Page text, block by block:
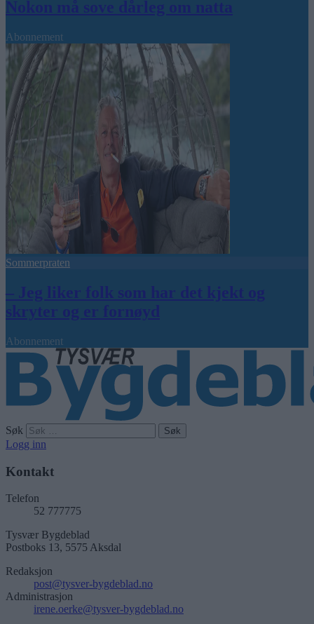
Nokon må sove dårleg om natta
Abonnement
Sommerpraten
– Jeg liker folk som har det kjekt og
skryter og er fornøyd
Abonnement
Søk
Logg inn
Kontakt
Telefon
52 777775
Tysvær Bygdeblad
Postboks 13, 5575 Aksdal
Redaksjon
post@tysver-bygdeblad.no
Administrasjon
irene.oerke@tysver-bygdeblad.no